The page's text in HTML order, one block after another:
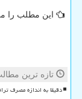
این مطلب را
تازه ترین
دقیقا به اندازه مصرف